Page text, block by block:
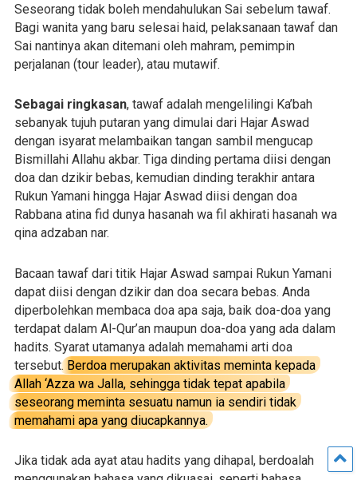
Seseorang tidak boleh mendahulukan Sai sebelum tawaf.
Bagi wanita yang baru selesai haid, pelaksanaan tawaf dan
Sai nantinya akan ditemani oleh mahram, pemimpin
perjalanan (tour leader), atau mutawif.
Sebagai ringkasan, tawaf adalah mengelilingi Ka’bah
sebanyak tujuh putaran yang dimulai dari Hajar Aswad
dengan isyarat melambaikan tangan sambil mengucap
Bismillahi Allahu akbar. Tiga dinding pertama diisi dengan
doa dan dzikir bebas, kemudian dinding terakhir antara
Rukun Yamani hingga Hajar Aswad diisi dengan doa
Rabbana atina fid dunya hasanah wa fil akhirati hasanah wa
qina adzaban nar.
Bacaan tawaf dari titik Hajar Aswad sampai Rukun Yamani
dapat diisi dengan dzikir dan doa secara bebas. Anda
diperbolehkan membaca doa apa saja, baik doa-doa yang
terdapat dalam Al-Qur’an maupun doa-doa yang ada dalam
hadits. Syarat utamanya adalah memahami arti doa
tersebut. Berdoa merupakan aktivitas meminta kepada
Allah ‘Azza wa Jalla, sehingga tidak tepat apabila
seseorang meminta sesuatu namun ia sendiri tidak
memahami apa yang diucapkannya.
Jika tidak ada ayat atau hadits yang dihapal, berdoalah